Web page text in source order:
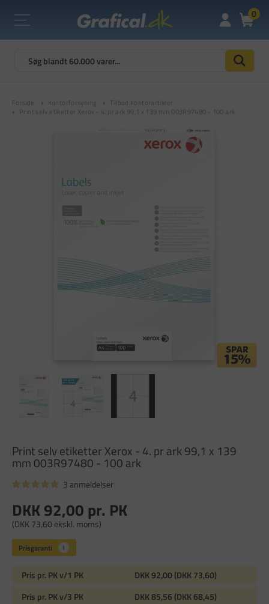
0
Forside Kontorforsyning
Tilbud Kontorartikler
Print selv etiketter Xerox - 4. pr ark 99,1 x 139 mm 003R97480 - 100 ark
Print selv etiketter Xerox - 4. pr ark 99,1 x 139
mm 003R97480 - 100 ark
3 anmeldelser
DKK 92,00 pr. PK
(DKK 73,60 ekskl. moms)
Pris pr. PK v/1 PK
DKK 92,00 (DKK 73,60)
Pris pr. PK v/3 PK
DKK 85,56 (DKK 68,45)